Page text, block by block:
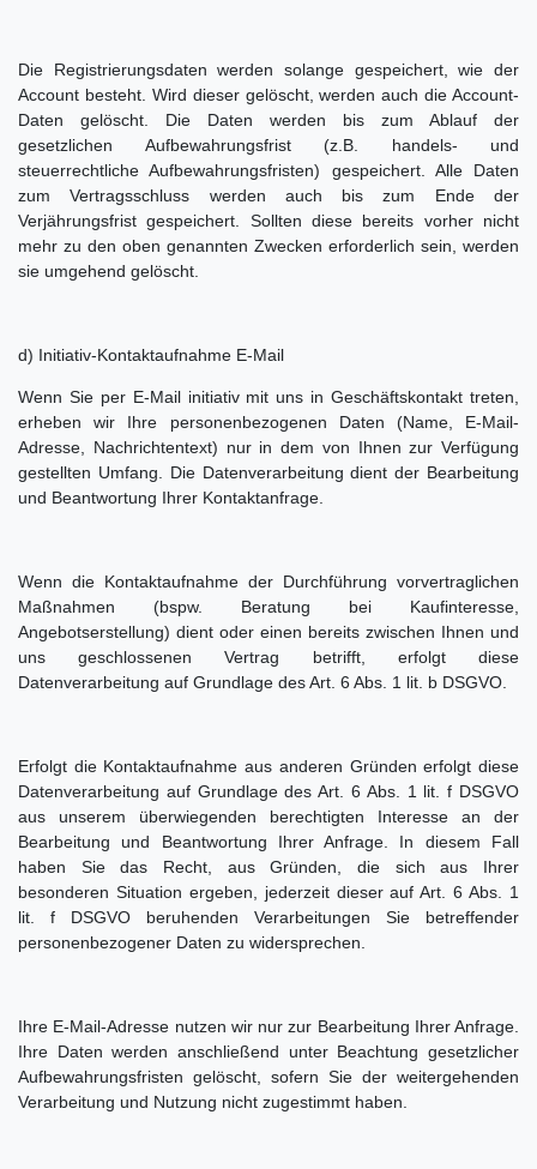
Die Registrierungsdaten werden solange gespeichert, wie der
Account besteht. Wird dieser gelöscht, werden auch die Account-
Daten gelöscht. Die Daten werden bis zum Ablauf der
gesetzlichen Aufbewahrungsfrist (z.B. handels- und
steuerrechtliche Aufbewahrungsfristen) gespeichert. Alle Daten
zum Vertragsschluss werden auch bis zum Ende der
Verjährungsfrist gespeichert. Sollten diese bereits vorher nicht
mehr zu den oben genannten Zwecken erforderlich sein, werden
sie umgehend gelöscht.
d) Initiativ-Kontaktaufnahme E-Mail
Wenn Sie per E-Mail initiativ mit uns in Geschäftskontakt treten,
erheben wir Ihre personenbezogenen Daten (Name, E-Mail-
Adresse, Nachrichtentext) nur in dem von Ihnen zur Verfügung
gestellten Umfang. Die Datenverarbeitung dient der Bearbeitung
und Beantwortung Ihrer Kontaktanfrage.
Wenn die Kontaktaufnahme der Durchführung vorvertraglichen
Maßnahmen (bspw. Beratung bei Kaufinteresse,
Angebotserstellung) dient oder einen bereits zwischen Ihnen und
uns geschlossenen Vertrag betrifft, erfolgt diese
Datenverarbeitung auf Grundlage des Art. 6 Abs. 1 lit. b DSGVO.
Erfolgt die Kontaktaufnahme aus anderen Gründen erfolgt diese
Datenverarbeitung auf Grundlage des Art. 6 Abs. 1 lit. f DSGVO
aus unserem überwiegenden berechtigten Interesse an der
Bearbeitung und Beantwortung Ihrer Anfrage. In diesem Fall
haben Sie das Recht, aus Gründen, die sich aus Ihrer
besonderen Situation ergeben, jederzeit dieser auf Art. 6 Abs. 1
lit. f DSGVO beruhenden Verarbeitungen Sie betreffender
personenbezogener Daten zu widersprechen.
Ihre E-Mail-Adresse nutzen wir nur zur Bearbeitung Ihrer Anfrage.
Ihre Daten werden anschließend unter Beachtung gesetzlicher
Aufbewahrungsfristen gelöscht, sofern Sie der weitergehenden
Verarbeitung und Nutzung nicht zugestimmt haben.